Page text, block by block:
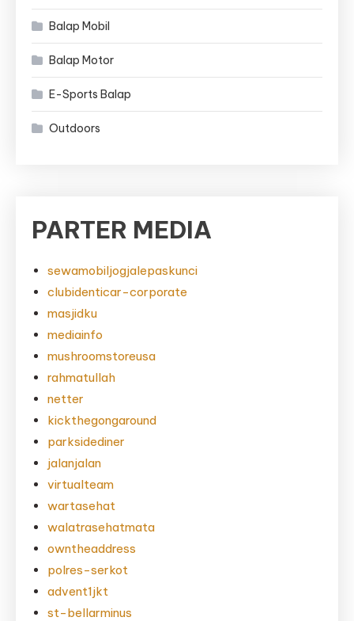
Balap Mobil
Balap Motor
E-Sports Balap
Outdoors
PARTER MEDIA
sewamobiljogjalepaskunci
clubidenticar-corporate
masjidku
mediainfo
mushroomstoreusa
rahmatullah
netter
kickthegongaround
parksidediner
jalanjalan
virtualteam
wartasehat
walatrasehatmata
owntheaddress
polres-serkot
advent1jkt
st-bellarminus